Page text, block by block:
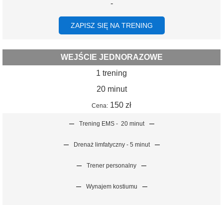
-
ZAPISZ SIĘ NA TRENING
WEJŚCIE JEDNORAZOWE
1 trening
20 minut
Cena: 150 zł
Trening EMS - 20 minut
Drenaż limfatyczny - 5 minut
Trener personalny
Wynajem kostiumu